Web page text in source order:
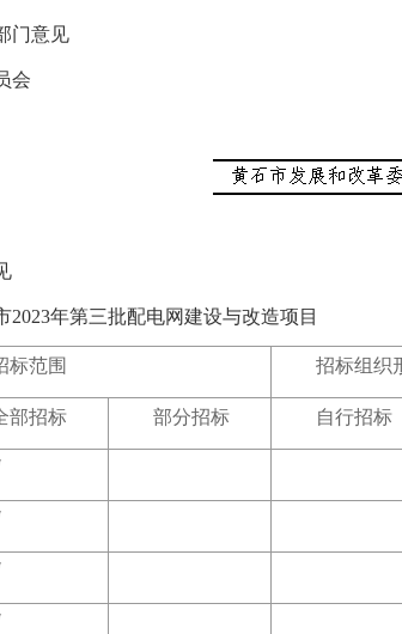
门意见
会
2023年第三批配电网建设与改造项目
标范围 招标组织
部招标 部分招标 自行招标